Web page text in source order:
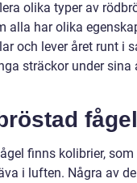
olika typer av
alla har olika
och lever året runt i
sträckor under sina
fågel
finns kolibrier, som
i luften. Några av